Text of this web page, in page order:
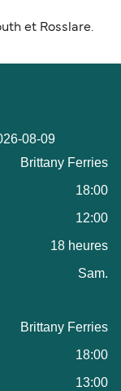
et Rosslare.
08-09
Brittany Ferries
18:00
12:00
18 heures
Sam.
Brittany Ferries
18:00
13:00